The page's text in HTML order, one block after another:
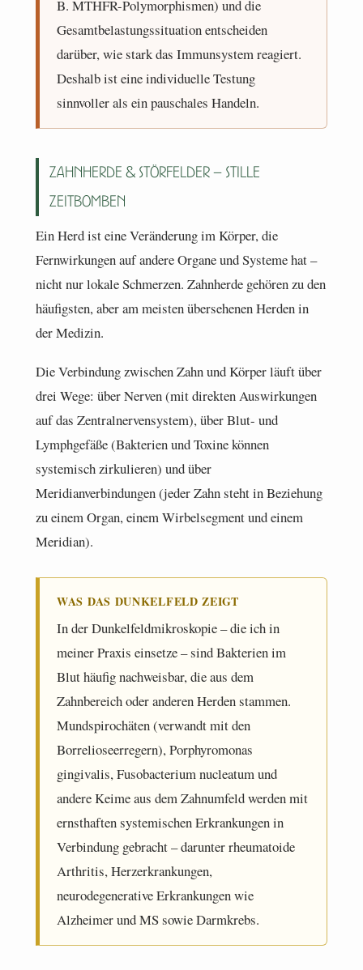
B. MTHFR-Polymorphismen) und die
Gesamtbelastungssituation entscheiden
darüber, wie stark das Immunsystem reagiert.
Deshalb ist eine individuelle Testung
sinnvoller als ein pauschales Handeln.
Zahnherde & Störfelder – stille
Zeitbomben
Ein Herd ist eine Veränderung im Körper, die
Fernwirkungen auf andere Organe und Systeme hat –
nicht nur lokale Schmerzen. Zahnherde gehören zu den
häufigsten, aber am meisten übersehenen Herden in
der Medizin.
Die Verbindung zwischen Zahn und Körper läuft über
drei Wege: über Nerven (mit direkten Auswirkungen
auf das Zentralnervensystem), über Blut- und
Lymphgefäße (Bakterien und Toxine können
systemisch zirkulieren) und über
Meridianverbindungen (jeder Zahn steht in Beziehung
zu einem Organ, einem Wirbelsegment und einem
Meridian).
WAS DAS DUNKELFELD ZEIGT
In der Dunkelfeldmikroskopie – die ich in
meiner Praxis einsetze – sind Bakterien im
Blut häufig nachweisbar, die aus dem
Zahnbereich oder anderen Herden stammen.
Mundspirochäten (verwandt mit den
Borrelioseerregern), Porphyromonas
gingivalis, Fusobacterium nucleatum und
andere Keime aus dem Zahnumfeld werden mit
ernsthaften systemischen Erkrankungen in
Verbindung gebracht – darunter rheumatoide
Arthritis, Herzerkrankungen,
neurodegenerative Erkrankungen wie
Alzheimer und MS sowie Darmkrebs.